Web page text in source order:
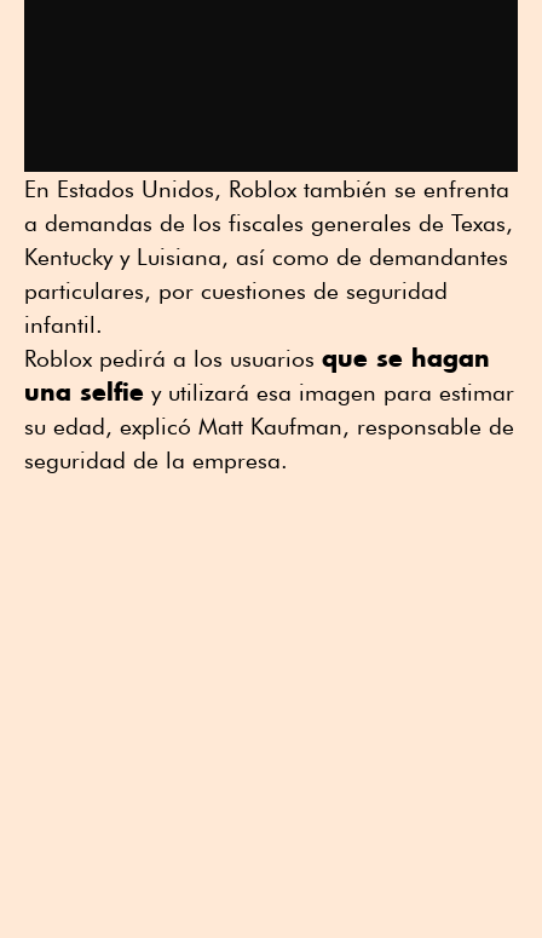
En Estados Unidos, Roblox también se enfrenta
a demandas de los fiscales generales de Texas,
Kentucky y Luisiana, así como de demandantes
particulares, por cuestiones de seguridad
infantil.
Roblox pedirá a los usuarios que se hagan
una selfie y utilizará esa imagen para estimar
su edad, explicó Matt Kaufman, responsable de
seguridad de la empresa.